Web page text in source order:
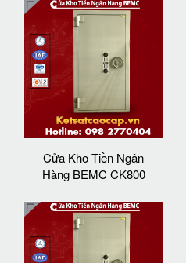
Cửa Kho Tiền Ngân
Hàng BEMC CK800